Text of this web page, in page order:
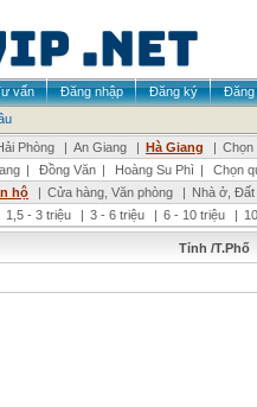
vấn Đăng nhập Đăng ký
Đăng
Phòng | An Giang | Hà Giang | Chọn
| Đồng Văn | Hoàng Su Phì |
Chọn
hộ | Cửa hàng, Văn phòng | Nhà ở,
1,5 - 3 triệu | 3 - 6 triệu | 6 - 10 triệu |
Tỉnh /T.Phố